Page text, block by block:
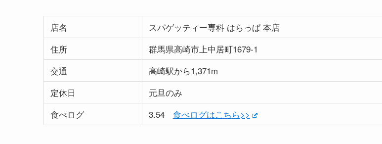
店名
スパゲッティー専科 はらっぱ 本店
住所
群馬県高崎市上中居町1679-1
交通
高崎駅から1,371m
定休日
元旦のみ
食べログ
3.54 食べログはこちら>>